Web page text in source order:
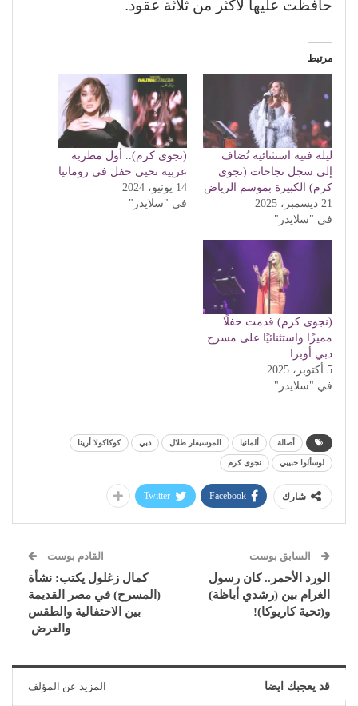
حافظت عليها لأكثر من ثلاثة عقود.
مرتبط
ليلة فنية استثنائية تُضاف
إلى سجل نجاحات (نجوى
كرم) الكبيرة بموسم الرياض
21 ديسمبر، 2025
في "سلايدر"
(نجوى كرم).. أول مطربة
عربية تحيي حفل في رومانيا
14 يونيو، 2024
في "سلايدر"
(نجوى كرم) قدمت حفلًا
مميزًا واستثنائيًا على مسرح
دبي أوبرا
5 أكتوبر، 2025
في "سلايدر"
أصالة ألمانيا الموسيقار طلال دبي كوكاكولا أرينا
لوسألوا حبيبي نجوى كرم
شارك Facebook
Twitter
السابق بوست
الورد الأحمر.. كان رسول
الغرام بين (رشدي أباظة)
و(تحية كاريوكا)!
القادم بوست
كمال زغلول يكتب: نشأة
(المسرح) في مصر القديمة
بين الاحتفالية والطقس
والعرض
قد يعجبك ايضا المزيد عن المؤلف